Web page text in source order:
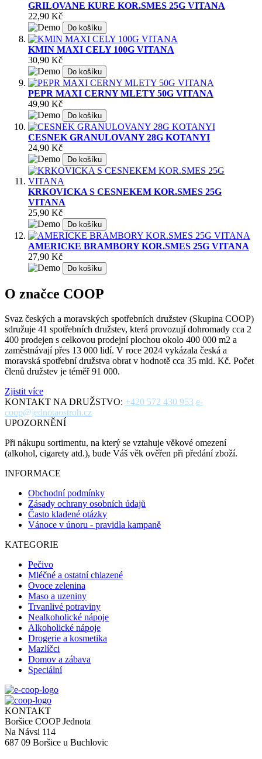
GRILOVANE KURE KOR.SMES 25G VITANA
22,90 Kč
Do košíku
KMIN MAXI CELY 100G VITANA
30,90 Kč
Do košíku
PEPR MAXI CERNY MLETY 50G VITANA
49,90 Kč
Do košíku
CESNEK GRANULOVANY 28G KOTANYI
24,90 Kč
Do košíku
KRKOVICKA S CESNEKEM KOR.SMES 25G
VITANA
25,90 Kč
Do košíku
AMERICKE BRAMBORY KOR.SMES 25G VITANA
27,90 Kč
Do košíku
O značce COOP
Svaz českých a moravských spotřebních družstev (Skupina COOP)
sdružuje 41 spotřebních družstev, která provozují dohromady cca 2
400 prodejen s celkovou prodejní plochou okolo 400 000 m2 a
zaměstnávají přes 13 000 lidí. V roce 2024 vykázala česká a
moravská spotřební družstva obrat v hodnotě cca 35 mld. Kč. Počet
členů družstev je téměř 91 000.
Zjistit více
KONTAKT NA DRUŽSTVO: +420 572 430 953 e-
coop@jednotaostroh.cz
UPOZORNĚNÍ
Při nákupu sortimentu, na který se vztahuje věkové omezení
(alkohol, cigarety atd.), bude Váš věk ověřen při předání zboží.
INFORMACE
Obchodní podmínky
Zásady ochrany osobních údajů
Často kladené otázky
Vánoce v únoru - pravidla kampaně
KATEGORIE
Pečivo
Mléčné a ostatní chlazené
Ovoce zelenina
Maso a uzeniny
Trvanlivé potraviny
Nealkoholické nápoje
Alkoholické nápoje
Drogerie a kosmetika
Mazlíčci
Domov a zábava
Speciální
KONTAKT
Boršice COOP Jednota
Na Návsi 114
687 09 Boršice u Buchlovic